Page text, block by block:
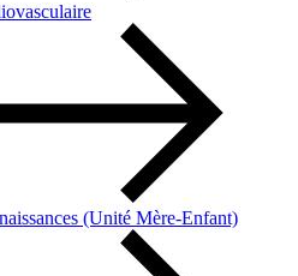
(Unité Mère-Enfant)